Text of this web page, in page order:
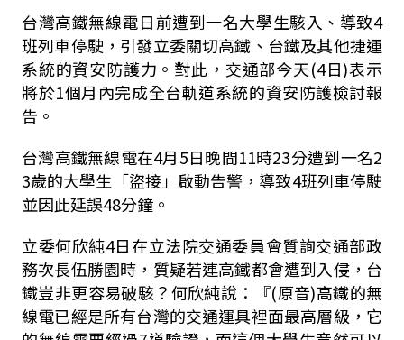
台灣高鐵無線電日前遭到一名大學生駭入、導致4
班列車停駛，引發立委關切高鐵、台鐵及其他捷運
系統的資安防護力。對此，交通部今天(4日)表示
將於1個月內完成全台軌道系統的資安防護檢討報
告。
台灣高鐵無線電在4月5日晚間11時23分遭到一名2
3歲的大學生「盜接」啟動告警，導致4班列車停駛
並因此延誤48分鐘。
立委何欣純4日在立法院交通委員會質詢交通部政
務次長伍勝園時，質疑若連高鐵都會遭到入侵，台
鐵豈非更容易破駭？何欣純說：『(原音)高鐵的無
線電已經是所有台灣的交通運具裡面最高層級，它